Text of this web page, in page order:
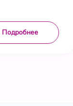
Подробнее